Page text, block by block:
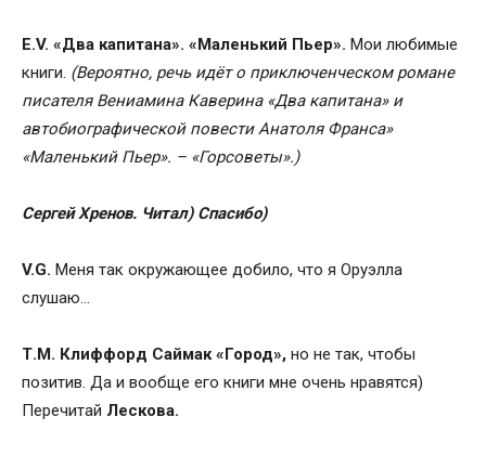
E.V. «Два капитана». «Маленький Пьер». Мои любимые
книги. (Вероятно, речь идёт о приключенческом романе
писателя Вениамина Каверина «Два капитана» и
автобиографической повести Анатоля Франса»
«Маленький Пьер». – «Горсоветы».)
Cергей Хренов. Читал) Спасибо)
V.G. Меня так окружающее добило, что я Оруэлла
слушаю…
Т.М. Клиффорд Саймак «Город», но не так, чтобы
позитив. Да и вообще его книги мне очень нравятся)
Перечитай Лескова.